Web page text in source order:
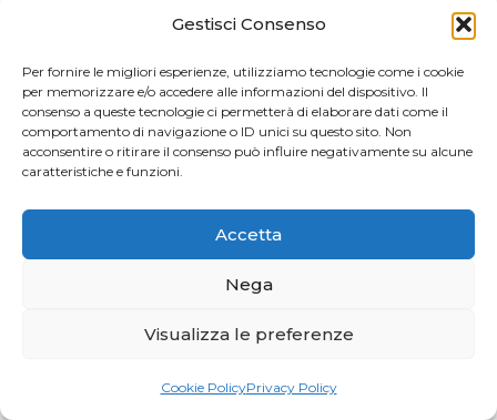
Gestisci Consenso
Per fornire le migliori esperienze, utilizziamo tecnologie come i cookie
per memorizzare e/o accedere alle informazioni del dispositivo. Il
consenso a queste tecnologie ci permetterà di elaborare dati come il
comportamento di navigazione o ID unici su questo sito. Non
acconsentire o ritirare il consenso può influire negativamente su alcune
caratteristiche e funzioni.
Accetta
Nega
Visualizza le preferenze
Cookie PolicyPrivacy Policy
3. Gestione del Bianco e Coprenza
Bianco Coprente
stampato uniformemente su tutta la
superficie di un materiale trasparente o
scuro per fare da base (“sfondo”) coprente.
A cosa serve:Impedisce che la grafica a
alterata dal colore del fondo, garantendo la